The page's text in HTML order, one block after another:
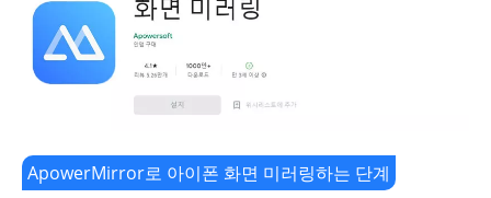
ApowerMirror로 아이폰 화면 미러링하는 단계